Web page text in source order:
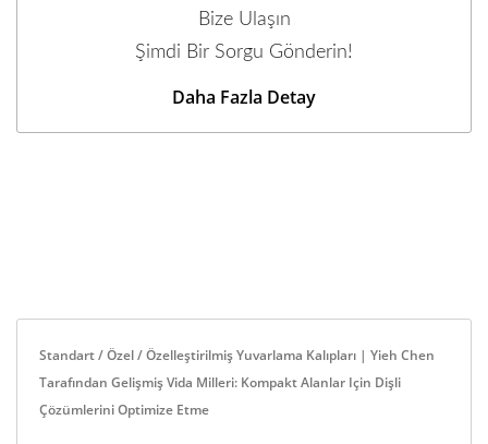
Bize Ulaşın
Şimdi Bir Sorgu Gönderin!
Daha Fazla Detay
Standart / Özel / Özelleştirilmiş Yuvarlama Kalıpları | Yieh Chen
Tarafından Gelişmiş Vida Milleri: Kompakt Alanlar Için Dişli
Çözümlerini Optimize Etme